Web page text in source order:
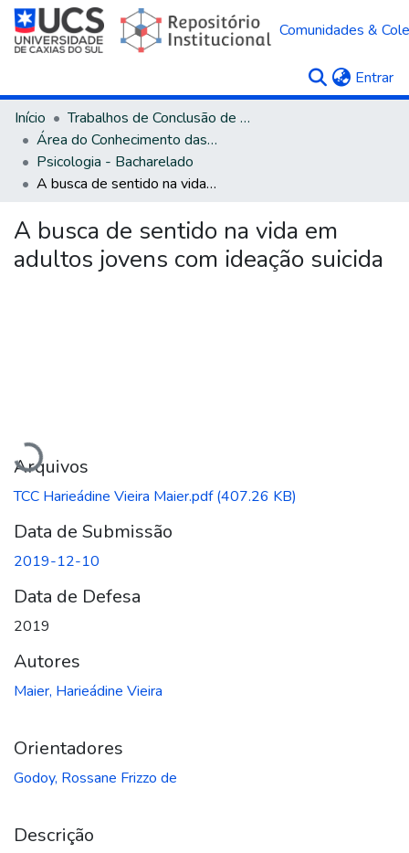
Comunidades &
Entrar
Início
Trabalhos de Conclusão de Curso
Área do Conhecimento das Ciências Humanas
Psicologia - Bacharelado
A busca de sentido na vida em adultos jovens com ideação suicida
A busca de sentido na vida em
adultos jovens com ideação suicida
Carregando...
Arquivos
TCC Harieádine Vieira Maier.pdf(407.26 KB)
Data de Submissão
2019-12-10
Data de Defesa
2019
Autores
Maier, Harieádine Vieira
Orientadores
Godoy, Rossane Frizzo de
Descrição